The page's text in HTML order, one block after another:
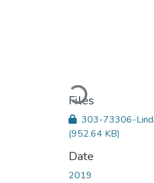
Loading...
Files
303-73306-
(952.64 KB)
Date
2019